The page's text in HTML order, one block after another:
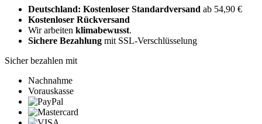
Deutschland: Kostenloser Standardversand ab 54,90 €
Kostenloser Rückversand
Wir arbeiten klimabewusst.
Sichere Bezahlung mit SSL-Verschlüsselung
Sicher bezahlen mit
Nachnahme
Vorauskasse